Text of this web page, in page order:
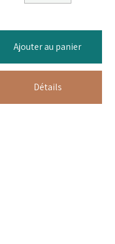
Ajouter au panier
Détails